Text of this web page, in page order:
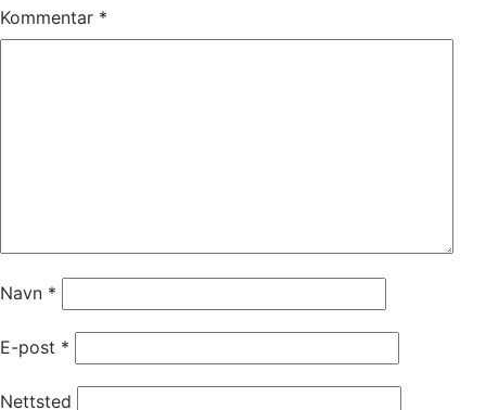
Kommentar *
Navn *
E-post *
Nettsted